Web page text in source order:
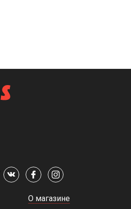
О магазине